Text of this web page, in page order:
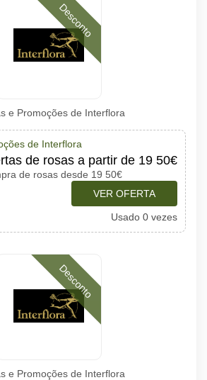
Desconto
e Promoções de Interflora
de Interflora
de rosas a partir de 19 50€
de rosas desde 19 50€
VER OFERTA
Usado 0 vezes
Desconto
e Promoções de Interflora